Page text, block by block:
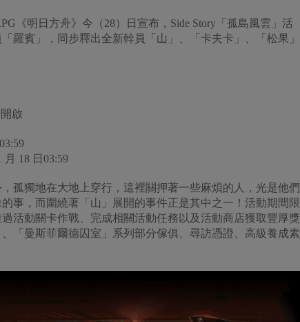
《明日方舟》今（28）日宣布，Side Story「孤島風雲」活
羅賓」，同步釋出全新幹員「山」、「卡夫卡」、「松果」
啟
18 日03:59
孤獨地在大地上穿行，這裡關押著一些麻煩的人，光是他們
事，而圍繞著「山」展開的事件正是其中之一！活動期間限
活動關卡作戰、完成相關活動任務以及活動商店獲取豐厚獎
「曼斯菲爾德囚室」系列部分傢俱、尋訪憑證、高級養成素